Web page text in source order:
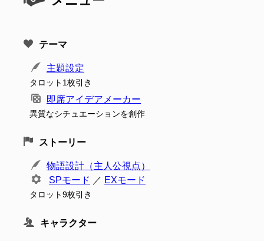
テーマ
主題設定
タロット1枚引き
即席アイデアメーカー
異質なシチュエーションを創作
ストーリー
物語設計（主人公視点）
SPモード ／ EXモード
タロット9枚引き
キャラクター